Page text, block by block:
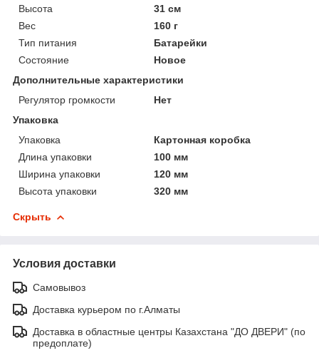
Высота
31 см
Вес
160 г
Тип питания
Батарейки
Состояние
Новое
Дополнительные характеристики
Регулятор громкости
Нет
Упаковка
Упаковка
Картонная коробка
Длина упаковки
100 мм
Ширина упаковки
120 мм
Высота упаковки
320 мм
Скрыть
Условия доставки
Самовывоз
Доставка курьером по г.Алматы
Доставка в областные центры Казахстана "ДО ДВЕРИ" (по
предоплате)